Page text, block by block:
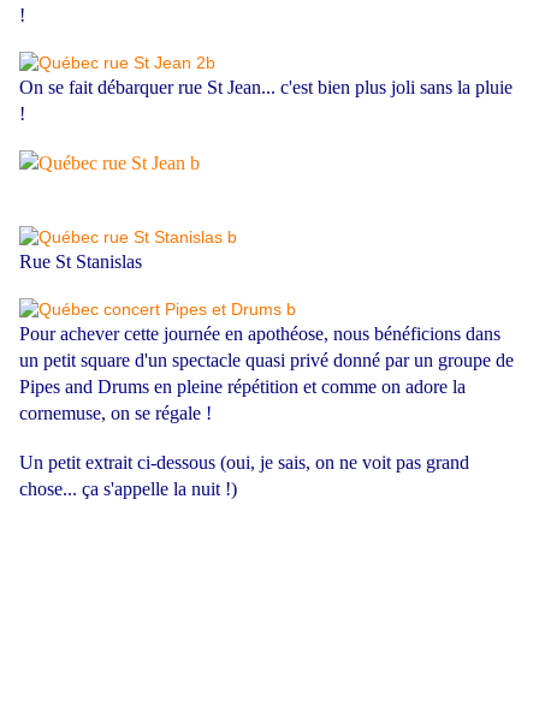
!
On se fait débarquer rue St Jean... c'est bien plus joli sans la pluie
!
Rue St Stanislas
Pour achever cette journée en apothéose, nous bénéficions dans
un petit square d'un spectacle quasi privé donné par un groupe de
Pipes and Drums en pleine répétition et comme on adore la
cornemuse, on se régale !
Un petit extrait ci-dessous (oui, je sais, on ne voit pas grand
chose... ça s'appelle la nuit !)